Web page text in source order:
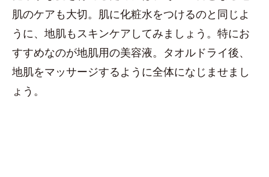
肌のケアも大切。肌に化粧水をつけるのと同じよ
うに、地肌もスキンケアしてみましょう。特にお
すすめなのが地肌用の美容液。タオルドライ後、
地肌をマッサージするように全体になじませまし
ょう。